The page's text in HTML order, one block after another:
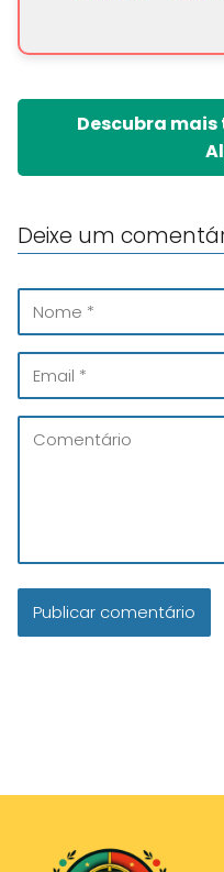
Descubra mais
Deixe um